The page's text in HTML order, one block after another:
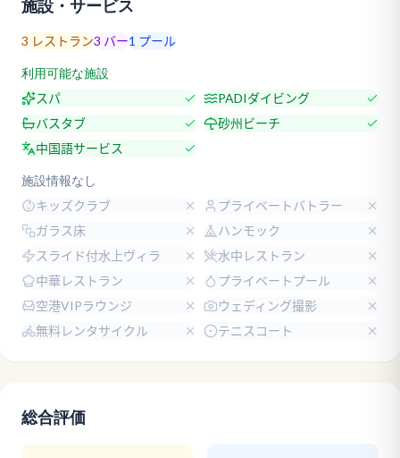
施設・サービス
3 レストラン3 バー1 プール
利用可能な施設
スパ
PADIダイビング
バスタブ
砂州ビーチ
中国語サービス
施設情報なし
キッズクラブ
プライベートバトラー
ガラス床
ハンモック
スライド付水上ヴィラ
水中レストラン
中華レストラン
プライベートプール
空港VIPラウンジ
ウェディング撮影
無料レンタサイクル
テニスコート
総合評価